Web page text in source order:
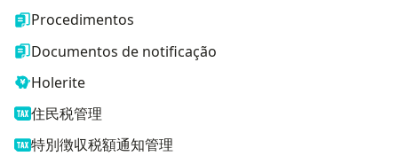
Procedimentos
Documentos de notificação
Holerite
住民税管理
特別徴収税額通知管理